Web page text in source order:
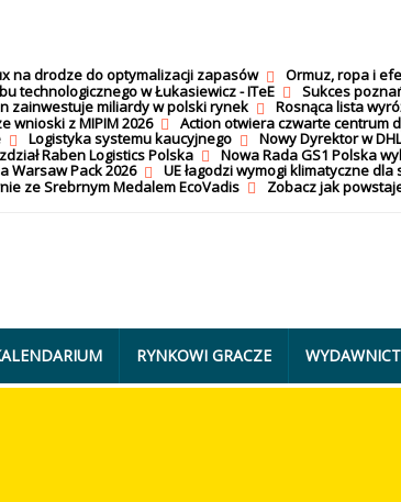
na drodze do optymalizacji zapasów Ormuz, ropa i
technologicznego w Łukasiewicz - ITeE Sukces
zainwestuje miliardy w polski rynek Rosnąca lista
wnioski z MIPIM 2026 Action otwiera czwarte centrum
Logistyka systemu kaucyjnego Nowy Dyrektor w
Raben Logistics Polska Nowa Rada GS1 Polska
Warsaw Pack 2026 UE łagodzi wymogi klimatyczne
ze Srebrnym Medalem EcoVadis Zobacz jak
RYNKOWI GRACZE